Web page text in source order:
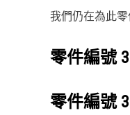
我們仍在為此
零件編號
零件編號